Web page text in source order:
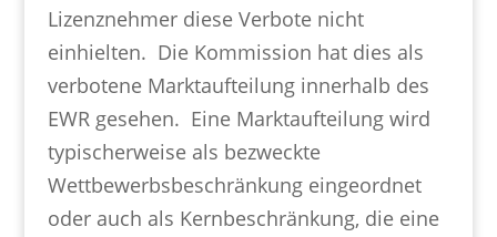
Lizenznehmer diese Verbote nicht
einhielten. Die Kommission hat dies als
verbotene Marktaufteilung innerhalb des
EWR gesehen. Eine Marktaufteilung wird
typischerweise als bezweckte
Wettbewerbsbeschränkung eingeordnet
oder auch als Kernbeschränkung, die eine